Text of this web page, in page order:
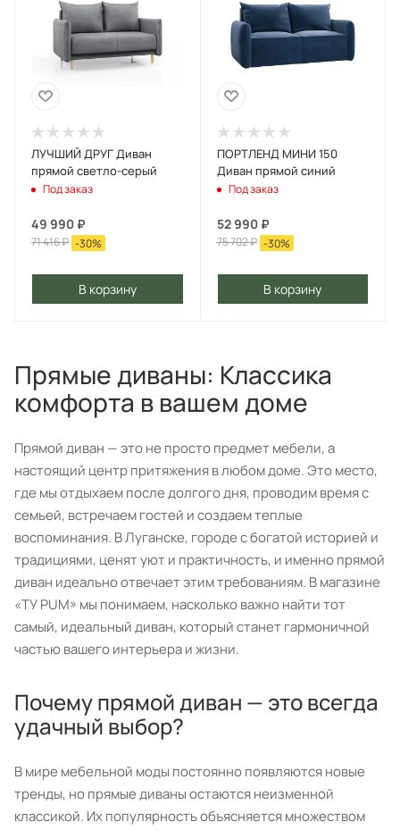
ЛУЧШИЙ ДРУГ Диван
прямой светло-серый
Под заказ
49 990 ₽
71 416₽ -30%
В корзину
ПОРТЛЕНД МИНИ 150
Диван прямой синий
Под заказ
52 990₽
75 702₽ -30%
В корзину
Прямые диваны: Классика
комфорта в вашем доме
Прямой диван — это не просто предмет мебели, а
настоящий центр притяжения в любом доме. Это место,
где мы отдыхаем после долгого дня, проводим время с
семьей, встречаем гостей и создаем теплые
воспоминания. В Луганске, городе с богатой историей и
традициями, ценят уют и практичность, и именно прямой
диван идеально отвечает этим требованиям. В магазине
«ТУ РUM» мы понимаем, насколько важно найти тот
самый, идеальный диван, который станет гармоничной
частью вашего интерьера и жизни.
Почему прямой диван — это всегда
удачный выбор?
В мире мебельной моды постоянно появляются новые
тренды, но прямые диваны остаются неизменной
классикой. Их популярность объясняется множеством